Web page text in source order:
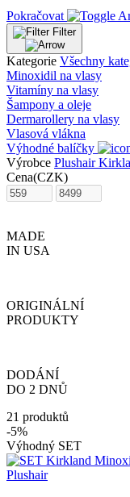
Pokračovat
Filter
Kategorie Všechny
Minoxidil na vlasy
Vitamíny na vlasy
Šampony a oleje
Dermarollery na vlasy
Vlasová vlákna
Výhodné balíčky
Výrobce Plushair
Cena(CZK)
MADE
IN USA
ORIGINÁLNÍ
PRODUKTY
DODÁNÍ
DO 2 DNŮ
21 produktů
-5%
Výhodný SET